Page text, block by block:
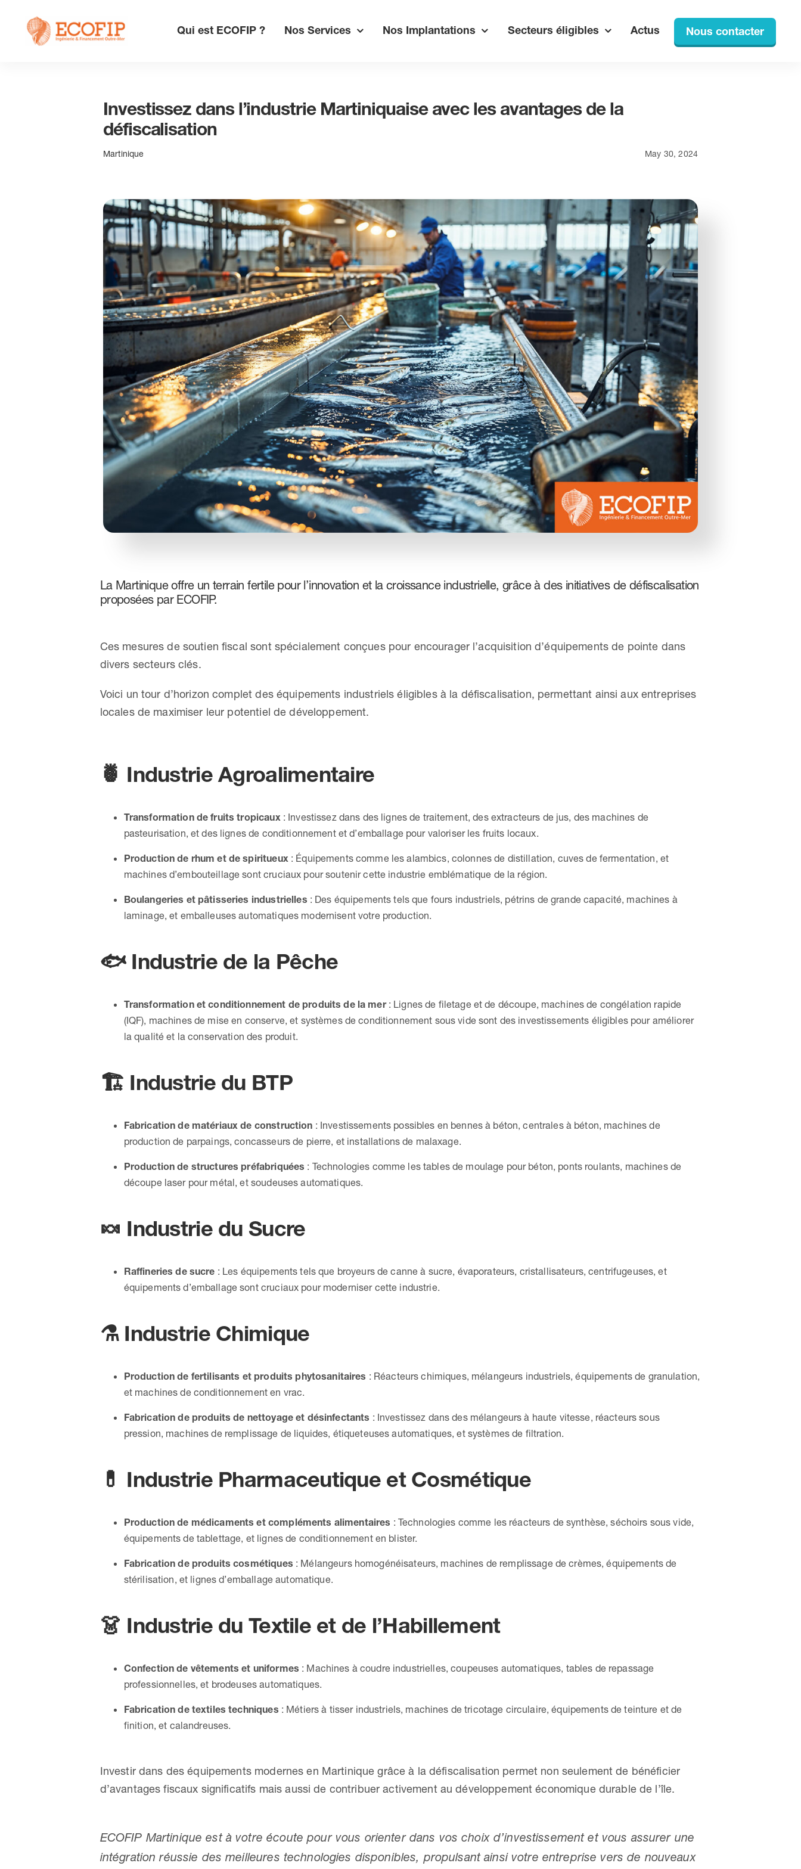
content
Qui est ECOFIP ? Nos Services Nos Implantations Secteurs éligibles Actus Nous contacter
Investissez dans l’industrie Martiniquaise avec les avantages de la
défiscalisation
Martinique May 30, 2024
La Martinique offre un terrain fertile pour l’innovation et la croissance industrielle, grâce à des initiatives de défiscalisation
proposées par ECOFIP.
Ces mesures de soutien fiscal sont spécialement conçues pour encourager l’acquisition d’équipements de pointe dans
divers secteurs clés.
Voici un tour d’horizon complet des équipements industriels éligibles à la défiscalisation, permettant ainsi aux entreprises
locales de maximiser leur potentiel de développement.
🍍 Industrie Agroalimentaire
Transformation de fruits tropicaux : Investissez dans des lignes de traitement, des extracteurs de jus, des machines de
pasteurisation, et des lignes de conditionnement et d’emballage pour valoriser les fruits locaux.
Production de rhum et de spiritueux : Équipements comme les alambics, colonnes de distillation, cuves de fermentation, et
machines d’embouteillage sont cruciaux pour soutenir cette industrie emblématique de la région.
Boulangeries et pâtisseries industrielles : Des équipements tels que fours industriels, pétrins de grande capacité, machines à
laminage, et emballeuses automatiques modernisent votre production.
🐟 Industrie de la Pêche
Transformation et conditionnement de produits de la mer: Lignes de filetage et de découpe, machines de congélation rapide
(IQF), machines de mise en conserve, et systèmes de conditionnement sous vide sont des investissements éligibles pour améliorer
la qualité et la conservation des produit.
🏗️ Industrie du BTP
Fabrication de matériaux de construction : Investissements possibles en bennes à béton, centrales à béton, machines de
production de parpaings, concasseurs de pierre, et installations de malaxage.
Production de structures préfabriquées : Technologies comme les tables de moulage pour béton, ponts roulants, machines de
découpe laser pour métal, et soudeuses automatiques.
🍬 Industrie du Sucre
Raffineries de sucre : Les équipements tels que broyeurs de canne à sucre, évaporateurs, cristallisateurs, centrifugeuses, et
équipements d’emballage sont cruciaux pour moderniser cette industrie.
⚗️ Industrie Chimique
Production de fertilisants et produits phytosanitaires : Réacteurs chimiques, mélangeurs industriels, équipements de granulation,
et machines de conditionnement en vrac.
Fabrication de produits de nettoyage et désinfectants : Investissez dans des mélangeurs à haute vitesse, réacteurs sous
pression, machines de remplissage de liquides, étiqueteuses automatiques, et systèmes de filtration.
💊 Industrie Pharmaceutique et Cosmétique
Production de médicaments et compléments alimentaires : Technologies comme les réacteurs de synthèse, séchoirs sous vide,
équipements de tablettage, et lignes de conditionnement en blister.
Fabrication de produits cosmétiques : Mélangeurs homogénéisateurs, machines de remplissage de crèmes, équipements de
stérilisation, et lignes d’emballage automatique.
👗 Industrie du Textile et de l’Habillement
Confection de vêtements et uniformes : Machines à coudre industrielles, coupeuses automatiques, tables de repassage
professionnelles, et brodeuses automatiques.
Fabrication de textiles techniques : Métiers à tisser industriels, machines de tricotage circulaire, équipements de teinture et de
finition, et calandreuses.
Investir dans des équipements modernes en Martinique grâce à la défiscalisation permet non seulement de bénéficier
d’avantages fiscaux significatifs mais aussi de contribuer activement au développement économique durable de l’île.
ECOFIP Martinique est à votre écoute pour vous orienter dans vos choix d’investissement et vous assurer une
intégration réussie des meilleures technologies disponibles, propulsant ainsi votre entreprise vers de nouveaux